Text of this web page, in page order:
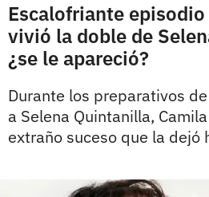
Escalofriante
vivió la doble de
¿se le apareció?
Durante los preparativos
a Selena Quintanilla,
extraño suceso que la dejó